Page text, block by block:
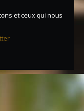
et ceux qui nous